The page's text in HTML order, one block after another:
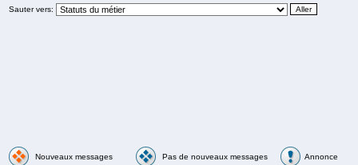
Sauter vers:
Nouveaux messages Pas de nouveaux messages
Annonce